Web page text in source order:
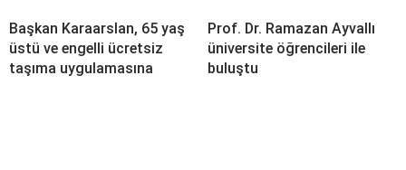
Başkan Karaarslan, 65 yaş
üstü ve engelli ücretsiz
taşıma uygulamasına
Prof. Dr. Ramazan Ayvallı
üniversite öğrencileri ile
buluştu